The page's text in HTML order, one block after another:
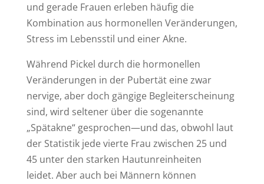
und gerade Frauen erleben häufig die
Kombination aus hormonellen Veränderungen,
Stress im Lebensstil und einer Akne.
Während Pickel durch die hormonellen
Veränderungen in der Pubertät eine zwar
nervige, aber doch gängige Begleiterscheinung
sind, wird seltener über die sogenannte
„Spätakne“ gesprochen—und das, obwohl laut
der Statistik jede vierte Frau zwischen 25 und
45 unter den starken Hautunreinheiten
leidet. Aber auch bei Männern können